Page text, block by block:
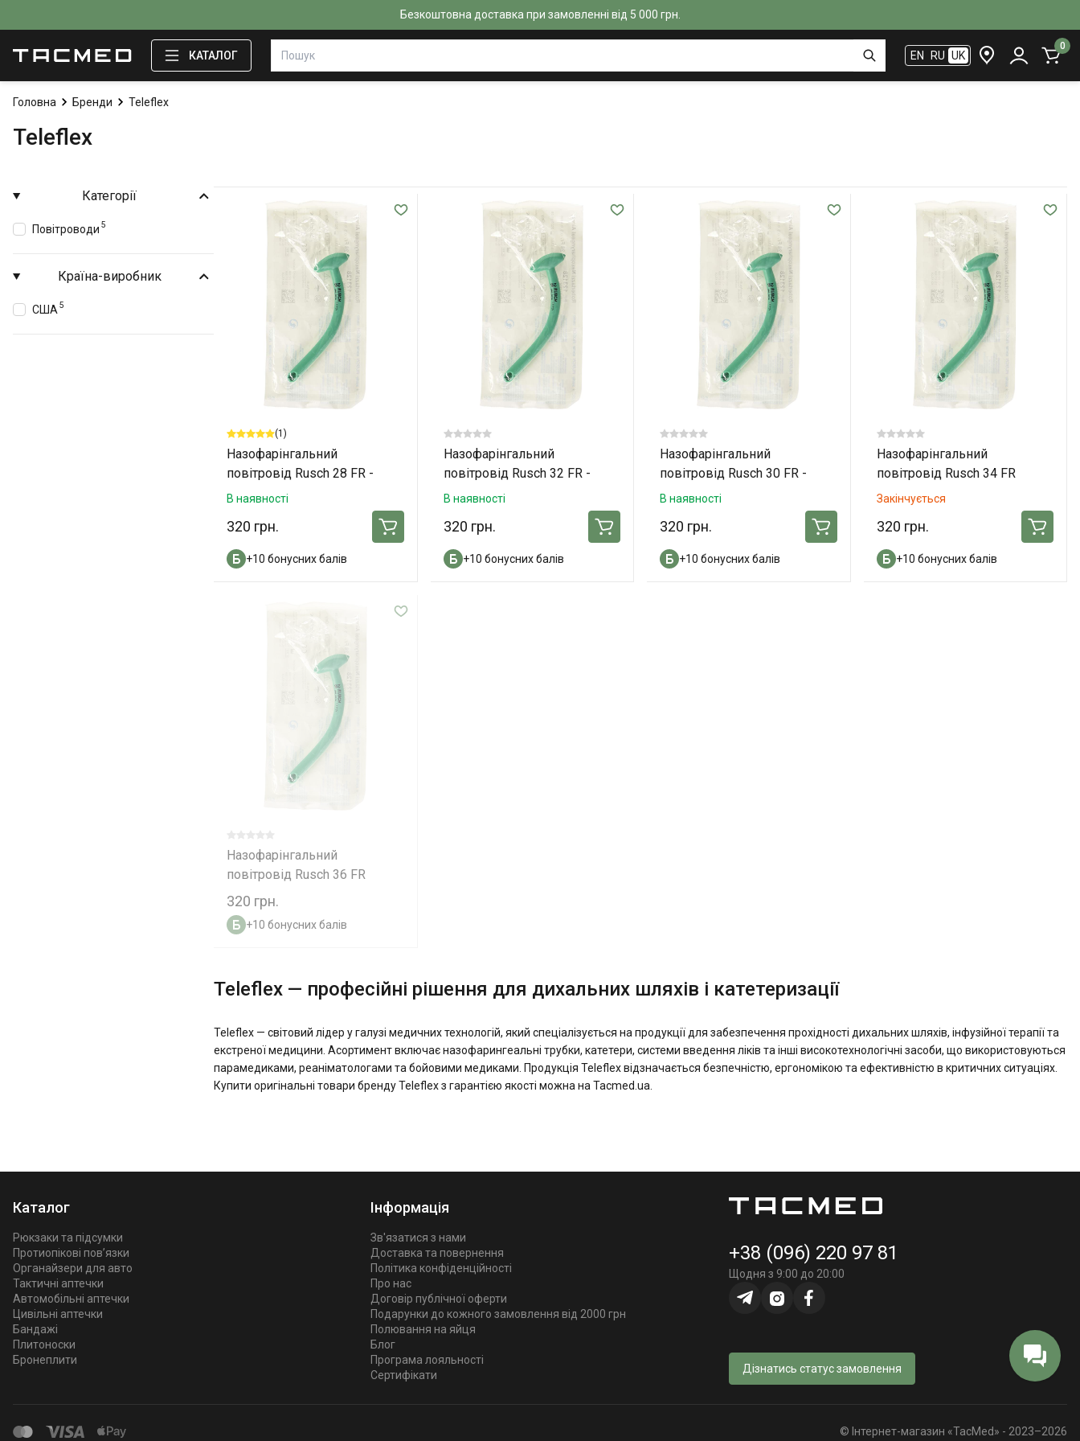
Безкоштовна доставка при замовленні від 5 000 грн.
КАТАЛОГ EN RU UK
0
Головна Бренди Teleflex
Teleflex
Категорії
Повітроводи 5
Країна-виробник
США 5
(1)
Назофарінгальний
повітровід Rusch 28 FR -
117мм
В наявності
320 грн.
+10 бонусних балів
Назофарінгальний
повітровід Rusch 32 FR -
140мм
В наявності
320 грн.
+10 бонусних балів
Назофарінгальний
повітровід Rusch 30 FR -
118мм
В наявності
320 грн.
+10 бонусних балів
Назофарінгальний
повітровід Rusch 34 FR
Закінчується
320 грн.
+10 бонусних балів
Назофарінгальний
повітровід Rusch 36 FR
320 грн.
+10 бонусних балів
Teleflex — професійні рішення для дихальних шляхів і катетеризації
Teleflex — світовий лідер у галузі медичних технологій, який спеціалізується на продукції для забезпечення прохідності дихальних шляхів, інфузійної терапії та
екстреної медицини. Асортимент включає назофарингеальні трубки, катетери, системи введення ліків та інші високотехнологічні засоби, що використовуються
парамедиками, реаніматологами та бойовими медиками. Продукція Teleflex відзначається безпечністю, ергономікою та ефективністю в критичних ситуаціях.
Купити оригінальні товари бренду Teleflex з гарантією якості можна на Tacmed.ua.
Каталог
Рюкзаки та підсумки
Протиопікові пов’язки
Органайзери для авто
Тактичні аптечки
Автомобільні аптечки
Цивільні аптечки
Бандажі
Плитоноски
Бронеплити
Інформація
Зв'язатися з нами
Доставка та повернення
Політика конфіденційності
Про нас
Договір публічної оферти
Подарунки до кожного замовлення від 2000 грн
Полювання на яйця
Блог
Програма лояльності
Сертифікати
+38 (096) 220 97 81
Щодня з 9:00 до 20:00
Дізнатись статус замовлення
© Інтернет-магазин «TacMed» - 2023–2026